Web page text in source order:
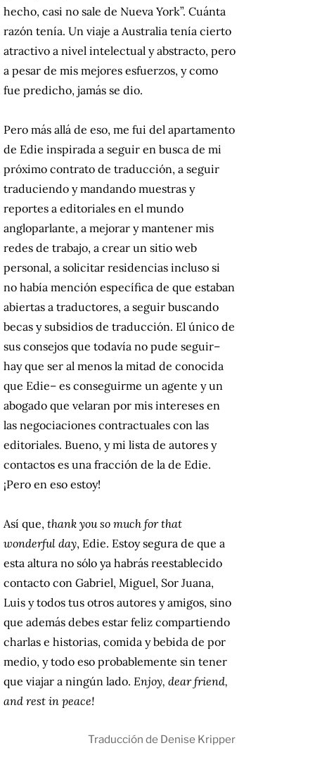
hecho, casi no sale de Nueva York”. Cuánta
razón tenía. Un viaje a Australia tenía cierto
atractivo a nivel intelectual y abstracto, pero
a pesar de mis mejores esfuerzos, y como
fue predicho, jamás se dio.
Pero más allá de eso, me fui del apartamento
de Edie inspirada a seguir en busca de mi
próximo contrato de traducción, a seguir
traduciendo y mandando muestras y
reportes a editoriales en el mundo
angloparlante, a mejorar y mantener mis
redes de trabajo, a crear un sitio web
personal, a solicitar residencias incluso si
no había mención específica de que estaban
abiertas a traductores, a seguir buscando
becas y subsidios de traducción. El único de
sus consejos que todavía no pude seguir–
hay que ser al menos la mitad de conocida
que Edie– es conseguirme un agente y un
abogado que velaran por mis intereses en
las negociaciones contractuales con las
editoriales. Bueno, y mi lista de autores y
contactos es una fracción de la de Edie.
¡Pero en eso estoy!
Así que, thank you so much for that
wonderful day, Edie. Estoy segura de que a
esta altura no sólo ya habrás reestablecido
contacto con Gabriel, Miguel, Sor Juana,
Luis y todos tus otros autores y amigos, sino
que además debes estar feliz compartiendo
charlas e historias, comida y bebida de por
medio, y todo eso probablemente sin tener
que viajar a ningún lado. Enjoy, dear friend,
and rest in peace!
Traducción de Denise Kripper